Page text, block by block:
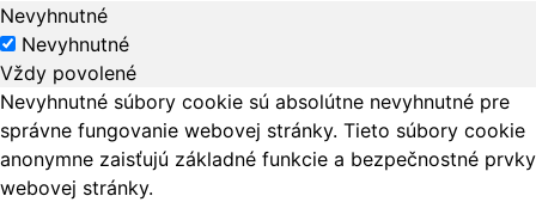
Nevyhnutné
Nevyhnutné
Vždy povolené
Nevyhnutné súbory cookie sú absolútne nevyhnutné pre
správne fungovanie webovej stránky. Tieto súbory cookie
anonymne zaisťujú základné funkcie a bezpečnostné prvky
webovej stránky.